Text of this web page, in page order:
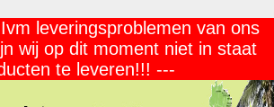
leveringsproblemen van ons
wij op dit moment niet in staat
te leveren!!! ---